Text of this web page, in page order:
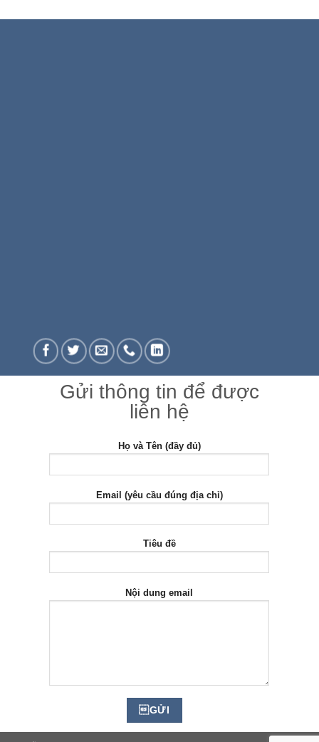
Gửi thông tin để được
liên hệ
Họ và Tên (đầy đủ)
Email (yêu cầu đúng địa chỉ)
Tiêu đề
Nội dung email